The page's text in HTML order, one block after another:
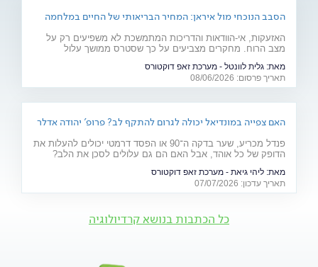
הסבב הנוכחי מול איראן: המחיר הבריאותי של החיים במלחמה
האזעקות, אי-הוודאות והדריכות המתמשכת לא משפיעים רק על
מצב הרוח. מחקרים מצביעים על כך שסטרס ממושך עלול
מהלב ועד העור, אילו תופעות בריאותיות עלולות להתגבר בתקופות
של מתיחות ביטחונית ומה ניתן לעשות כדי לשמור על הבריאות
שלנו?
מאת: גלית לוונטל - מערכת זאפ דוקטורס
תאריך פרסום: 08/06/2026
האם צפייה במונדיאל יכולה לגרום להתקף לב? פרופ' יהודה אדלר
פנדל מכריע, שער בדקה ה־90 או הפסד דרמטי יכולים להעלות את
הדופק של כל אוהד, אבל האם הם גם עלולים לסכן את הלב?
מה באמת קורה בגוף בזמן התרגשות קיצונית, מי נמצא בקבוצת
הסיכון ואיך אפשר ליהנות מהמשחקים בלי לסכן את הבריאות.
מאת: ליהי גיאת - מערכת זאפ דוקטורס
תאריך עדכון: 07/07/2026
כל הכתבות בנושא קרדיולוגיה